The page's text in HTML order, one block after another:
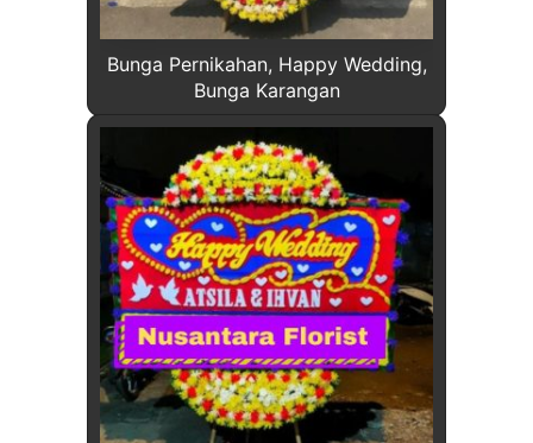
Bunga Pernikahan, Happy Wedding,
Bunga Karangan